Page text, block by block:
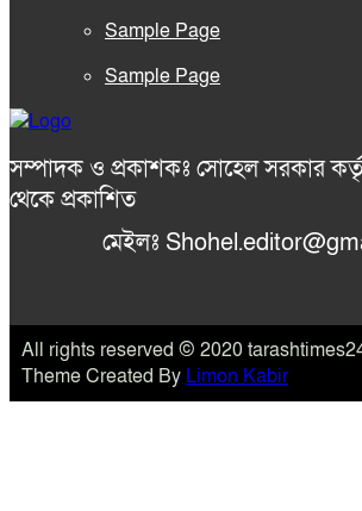
Sample Page
Sample Page
সম্পাদক ও প্রকাশকঃ সোহেল সরকার
থেকে প্রকাশিত
মেইলঃ
All rights reserved © 2020
Theme Created By Limon Kabir